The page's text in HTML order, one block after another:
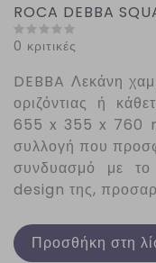
ROCA DEBBA
0 κριτικές
DEBBA Λεκάνη
οριζόντιας ή
655 x 355 x 760
συλλογή που
συνδυασμό με το
design της,
Προσθήκη στη